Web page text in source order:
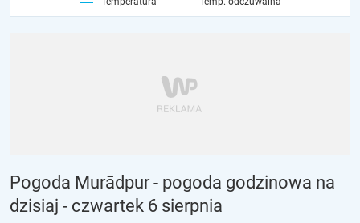
Pogoda Murādpur - pogoda godzinowa na
dzisiaj - czwartek 6 sierpnia